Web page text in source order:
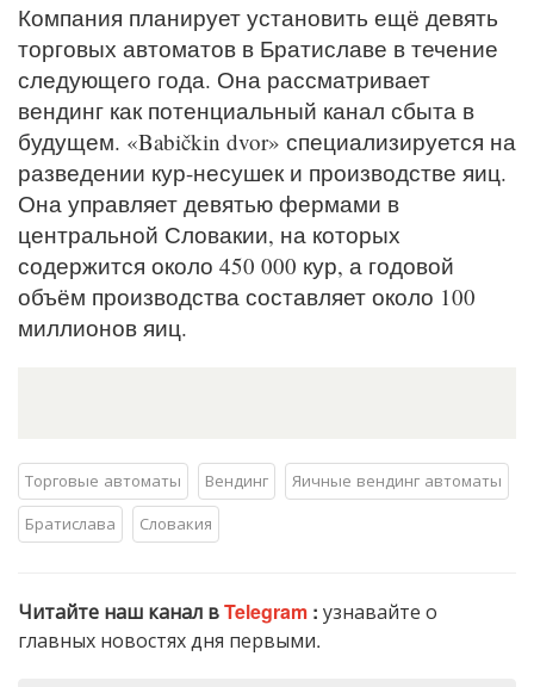
Компания планирует установить ещё девять
торговых автоматов в Братиславе в течение
следующего года. Она рассматривает
вендинг как потенциальный канал сбыта в
будущем. «Babičkin dvor» специализируется на
разведении кур-несушек и производстве яиц.
Она управляет девятью фермами в
центральной Словакии, на которых
содержится около 450 000 кур, а годовой
объём производства составляет около 100
миллионов яиц.
Торговые автоматы Вендинг
Яичные вендинг автоматы
Братислава
Словакия
Читайте наш канал вTelegram : узнавайте о
главных новостях дня первыми.